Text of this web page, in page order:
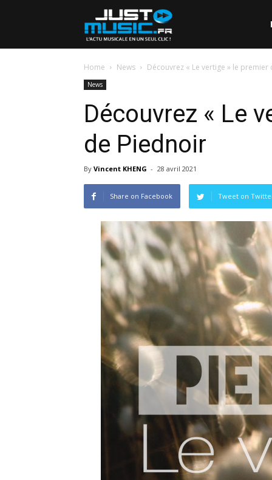
Home News Découvrez « Le vertige » le
News
Découvrez « Le
de Piednoir
By Vincent KHENG - 28 avril 2021
Share on Facebook Tweet on